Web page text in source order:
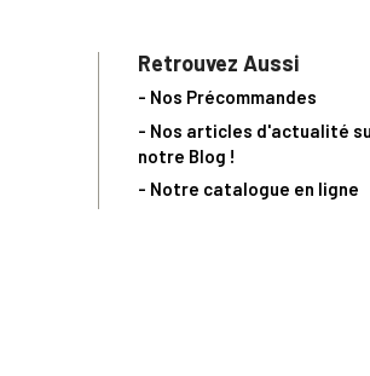
Retrouvez Aussi
- Nos Précommandes
- Nos articles d'actualité
notre Blog !
- Notre catalogue en ligne